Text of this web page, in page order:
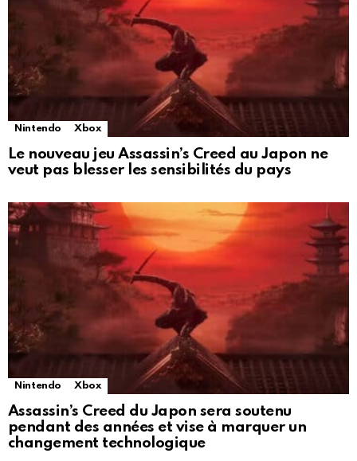
Nintendo Xbox
Le nouveau jeu Assassin’s Creed au Japon ne
veut pas blesser les sensibilités du pays
Nintendo Xbox
Assassin’s Creed du Japon sera soutenu
pendant des années et vise à marquer un
changement technologique